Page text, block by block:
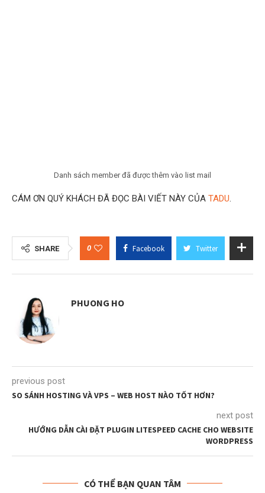
Danh sách member đã được thêm vào list mail
CÁM ƠN QUÝ KHÁCH ĐÃ ĐỌC BÀI VIẾT NÀY CỦA TADU.
SHARE 0 Facebook Twitter
PHUONG HO
previous post
SO SÁNH HOSTING VÀ VPS – WEB HOST NÀO TỐT HƠN?
next post
HƯỚNG DẪN CÀI ĐẶT PLUGIN LITESPEED CACHE CHO WEBSITE
WORDPRESS
CÓ THỂ BẠN QUAN TÂM